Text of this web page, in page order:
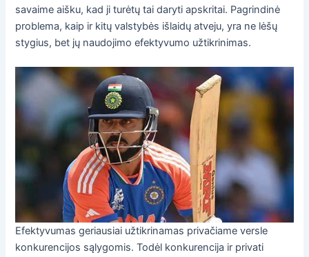
savaime aišku, kad ji turėtų tai daryti apskritai. Pagrindinė
problema, kaip ir kitų valstybės išlaidų atveju, yra ne lėšų
stygius, bet jų naudojimo efektyvumo užtikrinimas.
Efektyvumas geriausiai užtikrinamas privačiame versle
konkurencijos sąlygomis. Todėl konkurencija ir privati